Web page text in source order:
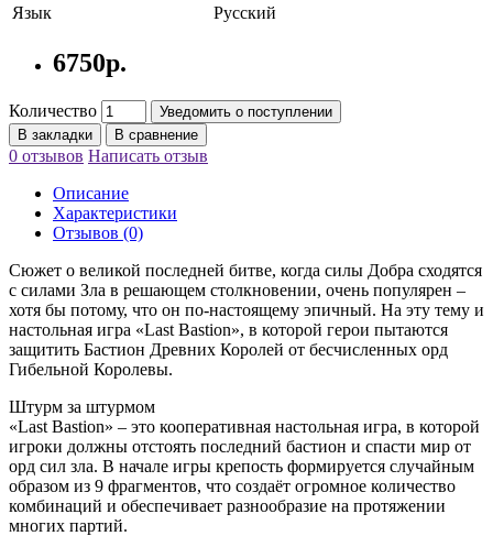
Язык
Русский
6750р.
Количество
Уведомить о поступлении
В закладки
В сравнение
0 отзывов Написать отзыв
Описание
Характеристики
Отзывов (0)
Сюжет о великой последней битве, когда силы Добра сходятся
с силами Зла в решающем столкновении, очень популярен –
хотя бы потому, что он по-настоящему эпичный. На эту тему и
настольная игра «Last Bastion», в которой герои пытаются
защитить Бастион Древних Королей от бесчисленных орд
Гибельной Королевы.
Штурм за штурмом
«Last Bastion» – это кооперативная настольная игра, в которой
игроки должны отстоять последний бастион и спасти мир от
орд сил зла. В начале игры крепость формируется случайным
образом из 9 фрагментов, что создаёт огромное количество
комбинаций и обеспечивает разнообразие на протяжении
многих партий.